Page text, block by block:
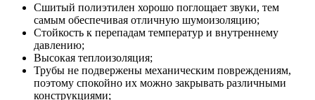
Cшитый полиэтилен хорошо поглощает звуки, тем
самым обеспечивая отличную шумоизоляцию;
Cтойкость к перепадам температур и внутреннему
давлению;
Высокая теплоизоляция;
Трубы не подвержены механическим повреждениям,
поэтому спокойно их можно закрывать различными
конструкциями;